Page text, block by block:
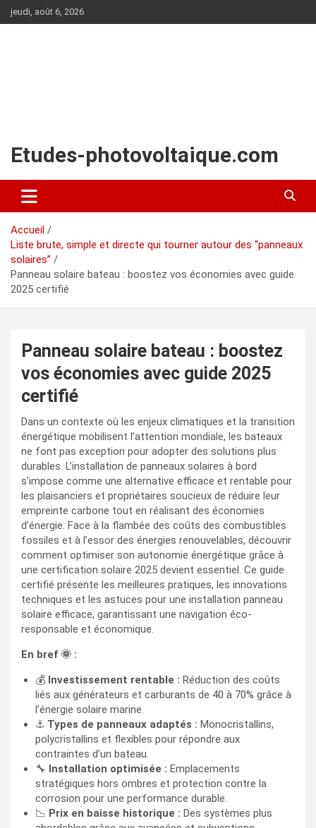
Aller
au
jeudi, août 6, 2026
Etudes-photovoltaique.com
Accueil
Liste brute, simple et directe qui tourner autour des “panneaux
solaires”
Panneau solaire bateau : boostez vos économies avec guide
2025 certifié
Panneau solaire bateau : boostez
vos économies avec guide 2025
certifié
Dans un contexte où les enjeux climatiques et la transition
énergétique mobilisent l’attention mondiale, les bateaux
ne font pas exception pour adopter des solutions plus
durables. L’installation de panneaux solaires à bord
s’impose comme une alternative efficace et rentable pour
les plaisanciers et propriétaires soucieux de réduire leur
empreinte carbone tout en réalisant des économies
d’énergie. Face à la flambée des coûts des combustibles
fossiles et à l’essor des énergies renouvelables, découvrir
comment optimiser son autonomie énergétique grâce à
une certification solaire 2025 devient essentiel. Ce guide
certifié présente les meilleures pratiques, les innovations
techniques et les astuces pour une installation panneau
solaire efficace, garantissant une navigation éco-
responsable et économique.
En bref 🌞 :
💰 Investissement rentable : Réduction des coûts
liés aux générateurs et carburants de 40 à 70% grâce à
l’énergie solaire marine.
⚓ Types de panneaux adaptés : Monocristallins,
polycristallins et flexibles pour répondre aux
contraintes d’un bateau.
🔧 Installation optimisée : Emplacements
stratégiques hors ombres et protection contre la
corrosion pour une performance durable.
📉 Prix en baisse historique : Des systèmes plus